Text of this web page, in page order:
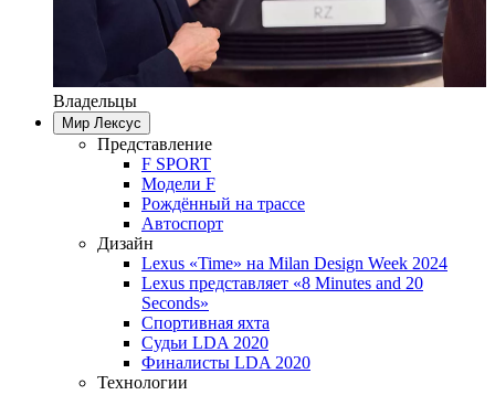
Владельцы
Мир Лексус
Представление
F SPORT
Модели F
Рождённый на трассе
Автоспорт
Дизайн
Lexus «Time» на Milan Design Week 2024
Lexus представляет «8 Minutes and 20
Seconds»
Спортивная яхта
Судьи LDA 2020
Финалисты LDA 2020
Технологии